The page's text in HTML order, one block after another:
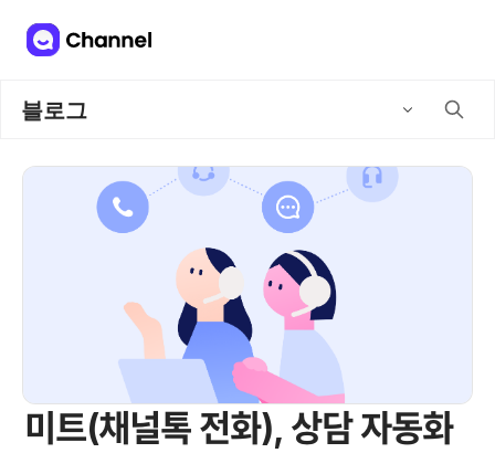
블로그
미트(채널톡 전화), 상담 자동화